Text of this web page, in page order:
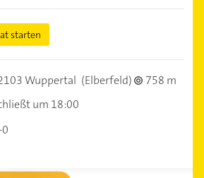
starten
Wuppertal (Elberfeld)
758 m
um 18:00